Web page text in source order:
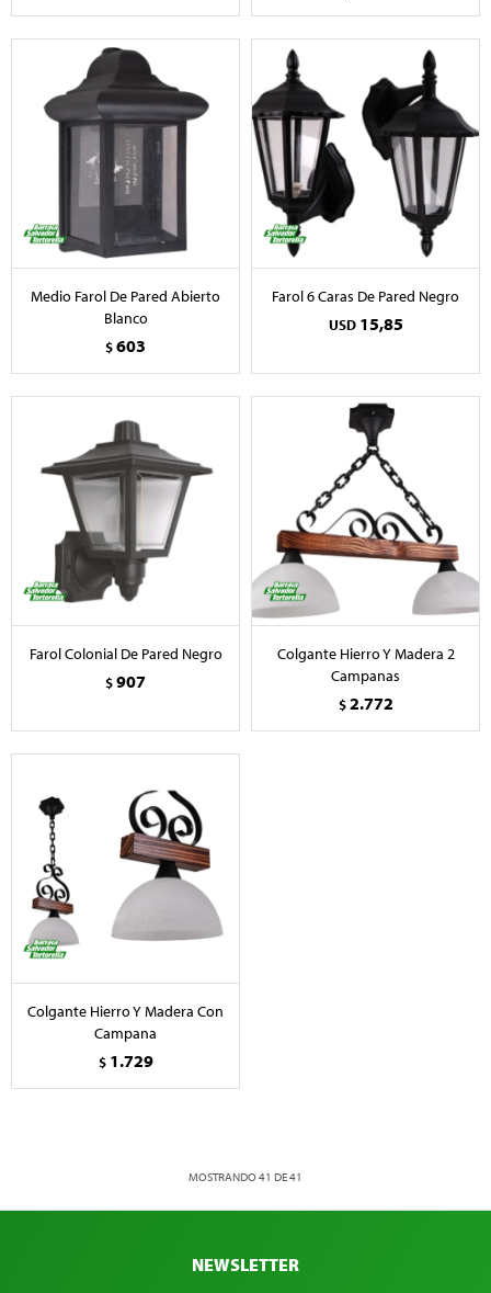
Medio Farol De Pared Abierto
Blanco
$603
Farol 6 Caras De Pared Negro
USD 15,85
Farol Colonial De Pared Negro
$907
Colgante Hierro Y Madera 2
Campanas
$ 2.772
Colgante Hierro Y Madera Con
Campana
$ 1.729
MOSTRANDO41 DE41
NEWSLETTER